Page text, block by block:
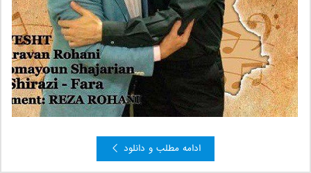
ادامه مطلب و دانلود